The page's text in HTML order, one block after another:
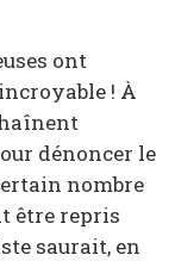
ont
! À
dénoncer le
nombre
être repris
saurait, en